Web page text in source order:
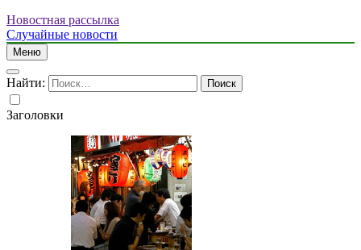
Новостная рассылка
Случайные новости
Меню
Найти:
Заголовки